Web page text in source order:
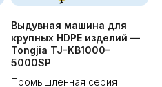
Выдувная машина для
крупных HDPE изделий —
Tongjia TJ-KB1000–
5000SP
Промышленная серия